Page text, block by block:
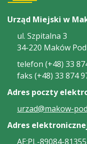
Urząd Miejski w
ul. Szpitalna 3
34-220 Maków
telefon (+48) 33
faks (+48) 33 874
Adres poczty
urzad@makow-
Adres
AE:PL-89084-